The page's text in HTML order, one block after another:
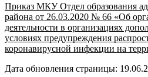
Приказ МКУ Отдел образования
района от 26.03.2020 № 66 «Об
деятельности в организациях
условиях предупреждения
коронавирусной инфекции на
Дата обновления страницы: